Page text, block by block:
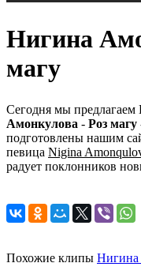
Нигина
магу
Сегодня мы предлагаем
Амонкулова - Роз магу
подготовлены нашим
певица Nigina
радует поклонников
Похожие клипы Нигина